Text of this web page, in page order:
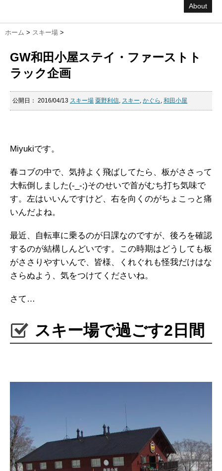
About
ホーム > スキー場 >
GW和田小屋ステイ・ファーストト
ラック企画
公開日： 2016/04/13 スキー場 粟野利信, スキー, かぐら , 和田小屋
Miyukiです。
春コブの中で、気持よく飛ばしてたら、板がささって
大転倒しました(-_-;)そのせいで首がむち打ち気味で
す。左はいいんですけど、右を向くのがちょこっと痛
いんだよね。
最近、自転車に乗るのが日課なのですが、後ろを確認
するのが結構しんどいです。この時期はどうしても板
がささりやすいんで、皆様、くれぐれも怪我だけはな
さらぬよう、気をつけてくださいね。
さて…
スキー場で過ごす2日間